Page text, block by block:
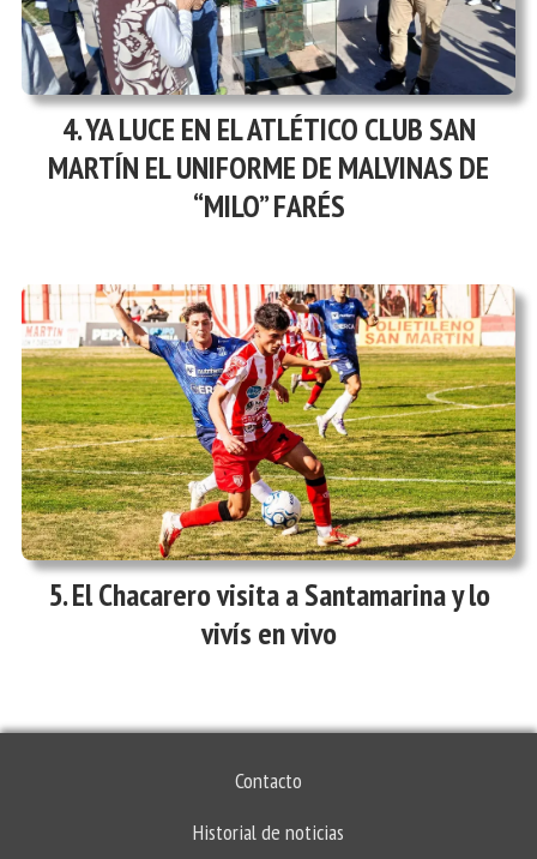
YA LUCE EN EL ATLÉTICO CLUB SAN
MARTÍN EL UNIFORME DE MALVINAS DE
“MILO” FARÉS
El Chacarero visita a Santamarina y lo
vivís en vivo
Contacto
Historial de noticias